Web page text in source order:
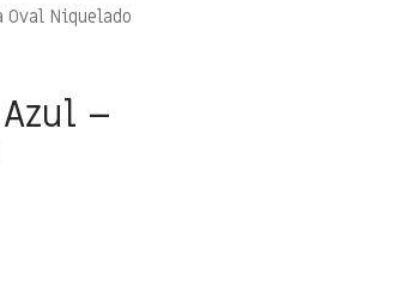
Oval Niquelado
–